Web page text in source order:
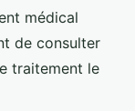
médical
de consulter
traitement le